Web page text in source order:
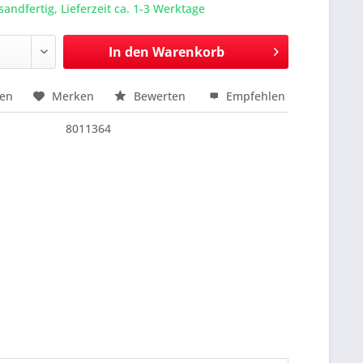
Lieferzeit ca. 1-3 Werktage
In den Warenkorb
Merken Bewerten Empfehlen
8011364